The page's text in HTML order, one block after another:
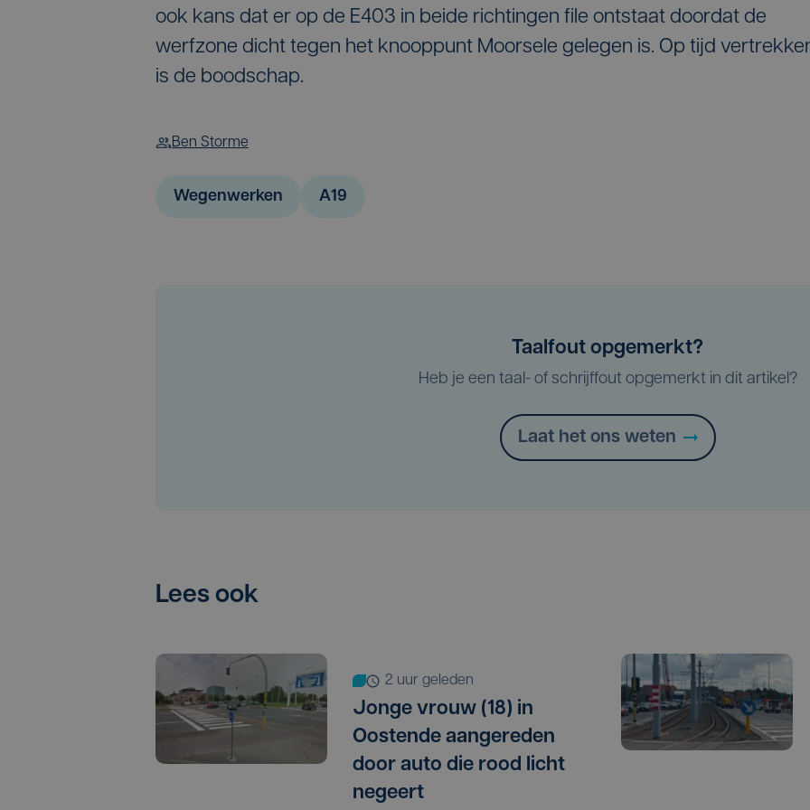
ook kans dat er op de E403 in beide richtingen file ontstaat doordat de
werfzone dicht tegen het knooppunt Moorsele gelegen is. Op tijd
is de boodschap.
Ben Storme
Wegenwerken A19
Taalfout opgemerkt?
Heb je een taal- of schrijffout opgemerkt in dit artikel?
Laat het ons weten
Lees ook
2 uur geleden
Jonge vrouw (18) in
Oostende aangereden
door auto die rood licht
negeert